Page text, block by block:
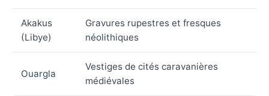
Akakus
(Libye)
Gravures rupestres et fresques
néolithiques
Ouargla
Vestiges de cités caravanières
médiévales